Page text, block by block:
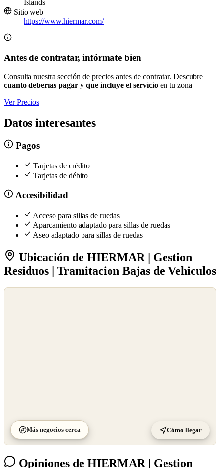
Islands
Sitio web
https://www.hiermar.com/
Antes de contratar, infórmate bien
Consulta nuestra sección de precios antes de contratar. Descubre
cuánto deberías pagar y qué incluye el servicio en tu zona.
Ver Precios
Datos interesantes
Pagos
Tarjetas de crédito
Tarjetas de débito
Accesibilidad
Acceso para sillas de ruedas
Aparcamiento adaptado para sillas de ruedas
Aseo adaptado para sillas de ruedas
Ubicación de HIERMAR | Gestion
Residuos | Tramitacion Bajas de Vehiculos
Más negocios cerca Cómo llegar
Opiniones de HIERMAR | Gestion